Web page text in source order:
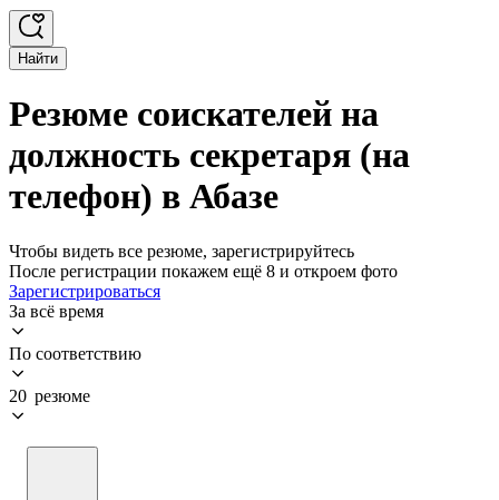
Найти
Резюме соискателей на
должность секретаря (на
телефон) в Абазе
Чтобы видеть все резюме, зарегистрируйтесь
После регистрации покажем ещё 8 и откроем фото
Зарегистрироваться
За всё время
По соответствию
20 резюме